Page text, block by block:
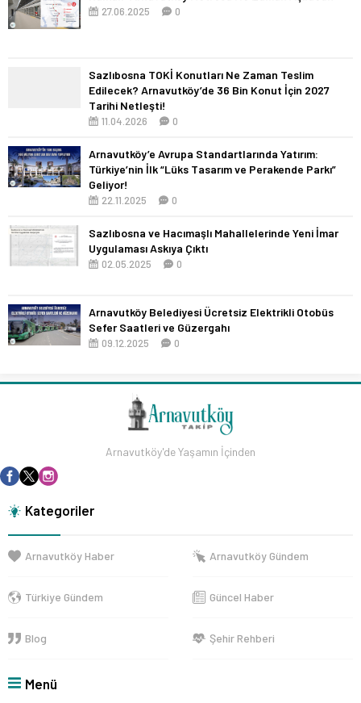
27.06.2025 0
Sazlıbosna TOKİ Konutları Ne Zaman Teslim
Edilecek? Arnavutköy’de 36 Bin Konut İçin 2027
Tarihi Netleşti!
11.04.2026 0
Arnavutköy’e Avrupa Standartlarında Yatırım:
Türkiye’nin İlk “Lüks Tasarım ve Perakende Parkı”
Geliyor!
22.11.2025 0
Sazlıbosna ve Hacımaşlı Mahallelerinde Yeni İmar
Uygulaması Askıya Çıktı
02.05.2025 0
Arnavutköy Belediyesi Ücretsiz Elektrikli Otobüs
Sefer Saatleri ve Güzergahı
09.12.2025 0
Arnavutköy'de Yaşamın İçinden
Kategoriler
Arnavutköy Haber Arnavutköy Gündem
Türkiye Gündem Güncel Haber
Blog Şehir Rehberi
Menü